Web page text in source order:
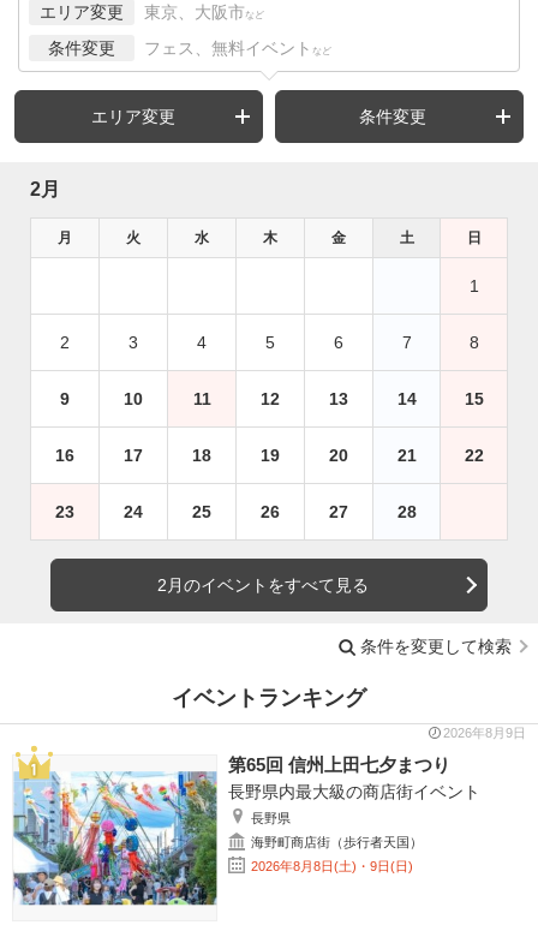
エリア変更 東京、大阪市 など
条件変更 フェス、無料イベント など
エリア変更 条件変更
2月
月 火 水 木 金 土 日
1
2 3 4 5 6 7 8
9 10 11 12 13 14 15
16 17 18 19 20 21 22
23 24 25 26 27 28
2月のイベントをすべて見る
条件を変更して検索
イベントランキング
2026年8月9日
第65回 信州上田七夕まつり
長野県内最大級の商店街イベント
長野県
海野町商店街（歩行者天国）
2026年8月8日(土)・9日(日)